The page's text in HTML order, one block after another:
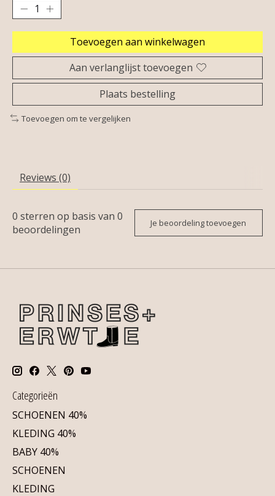
Toevoegen aan winkelwagen
Aan verlanglijst toevoegen
Plaats bestelling
Toevoegen om te vergelijken
Reviews (0)
0 sterren op basis van 0
beoordelingen
Je beoordeling toevoegen
Categorieën
SCHOENEN 40%
KLEDING 40%
BABY 40%
SCHOENEN
KLEDING